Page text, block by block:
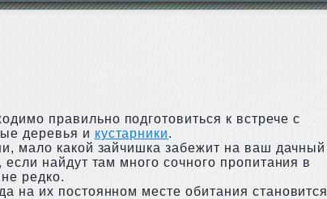
правильно подготовиться к встрече с
деревья и кустарники.
мало какой зайчишка забежит на ваш дачный
найдут там много сочного пропитания в
редко.
на их постоянном месте обитания становится